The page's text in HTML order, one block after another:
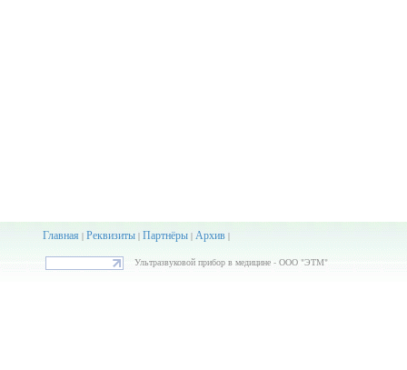
Главная| Реквизиты| Партнёры| Архив|
Ультразвуковой прибор в медицине - ООО "ЭТМ"